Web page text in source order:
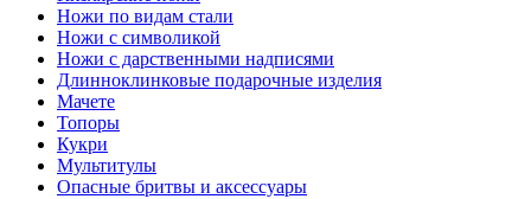
Ножи по видам стали
Ножи с символикой
Ножи с дарственными надписями
Длинноклинковые подарочные изделия
Мачете
Топоры
Кукри
Мультитулы
Опасные бритвы и аксессуары